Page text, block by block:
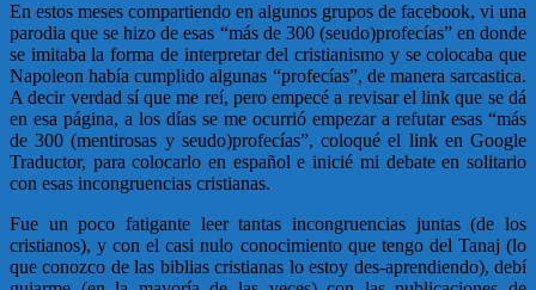
En estos meses compartiendo en algunos grupos de facebook, vi una
parodia que se hizo de esas “más de 300 (seudo)profecías” en donde
se imitaba la forma de interpretar del cristianismo y se colocaba que
Napoleon había cumplido algunas “profecías”, de manera sarcastica.
A decir verdad sí que me reí, pero empecé a revisar el link que se dá
en esa página, a los días se me ocurrió empezar a refutar esas “más
de 300 (mentirosas y seudo)profecías”, coloqué el link en Google
Traductor, para colocarlo en español e inicié mi debate en solitario
con esas incongruencias cristianas.
Fue un poco fatigante leer tantas incongruencias juntas (de los
cristianos), y con el casi nulo conocimiento que tengo del Tanaj (lo
que conozco de las biblias cristianas lo estoy des-aprendiendo), debí